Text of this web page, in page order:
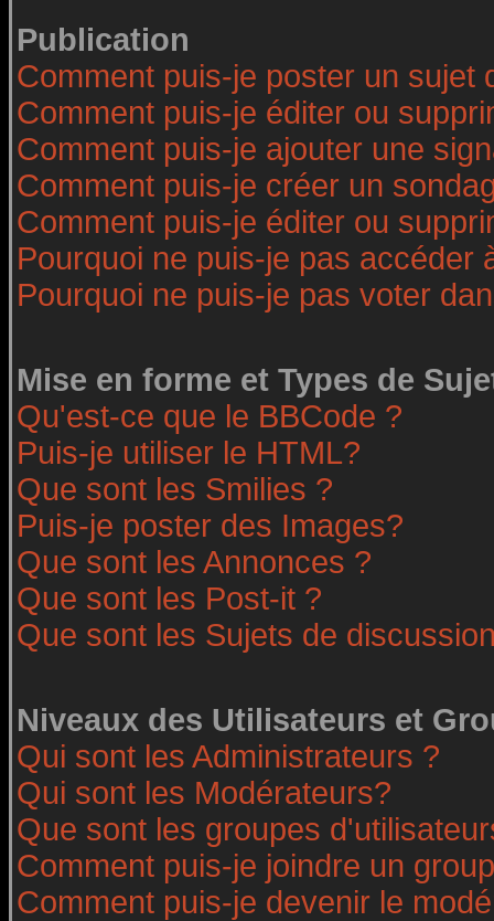
Publication
Comment puis-je poster un sujet
Comment puis-je éditer ou
Comment puis-je ajouter une
Comment puis-je créer un
Comment puis-je éditer ou
Pourquoi ne puis-je pas accéder
Pourquoi ne puis-je pas voter
Mise en forme et Types de
Qu'est-ce que le BBCode ?
Puis-je utiliser le HTML?
Que sont les Smilies ?
Puis-je poster des Images?
Que sont les Annonces ?
Que sont les Post-it ?
Que sont les Sujets de
Niveaux des Utilisateurs et
Qui sont les Administrateurs ?
Qui sont les Modérateurs?
Que sont les groupes
Comment puis-je joindre un
Comment puis-je devenir le